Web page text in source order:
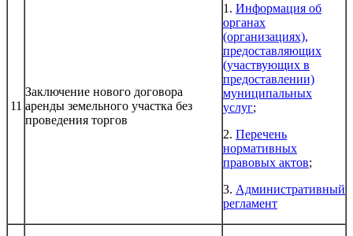
11
Заключение нового договора
аренды земельного участка без
проведения торгов
1. Информация об
органах
(организациях),
предоставляющих
(участвующих в
предоставлении)
муниципальных
услуг;
2. Перечень
нормативных
правовых актов;
3. Административный
регламент